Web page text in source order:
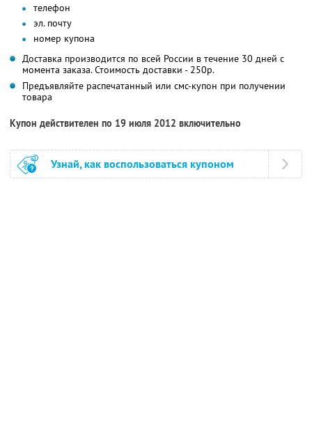
телефон
эл. почту
номер купона
Доставка производится по всей России в течение 30 дней с
момента заказа. Стоимость доставки - 250р.
Предъявляйте распечатанный или смс-купон при получении
товара
Купон действителен по 19 июля 2012 включительно
Узнай, как воспользоваться купоном